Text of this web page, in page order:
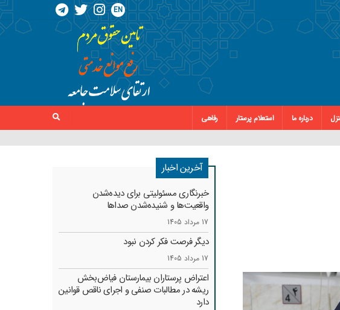
EN
درباره ما استعلام پرستار
رفاهی
آخرین اخبار
خبرنگاری مسئولیتی برای دیده‌شدن
واقعیت‌ها و شنیده‌شدن صداها
17 مرداد 1405
دیگر فرصت فکر کردن نبود
17 مرداد 1405
اعتراض پرستاران بیمارستان فیاض‌بخش
ریشه در مطالبات صنفی و اجرای ناقص قوانین
دارد